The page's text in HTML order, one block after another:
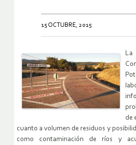
15 OCTUBRE, 2015
La
de
cuanto a volumen de residuos y
como contaminación de ríos y